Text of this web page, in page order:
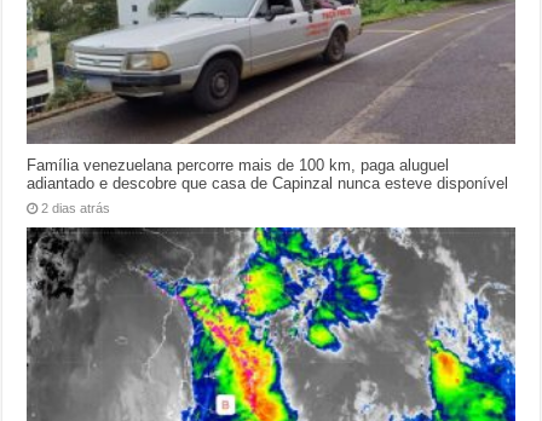
Família venezuelana percorre mais de 100 km, paga aluguel
adiantado e descobre que casa de Capinzal nunca esteve disponível
2 dias atrás